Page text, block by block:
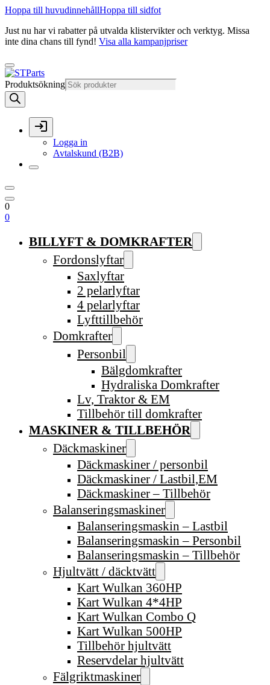
Hoppa till huvudinnehållHoppa till sidfot
Just nu har vi rabatter på utvalda klistervikter och verktyg. Missa
inte dina chans till fynd! Visa alla kampanjpriser
Produktsökning
Logga in
Avtalskund (B2B)
0
0
BILLYFT & DOMKRAFTER
Fordonslyftar
Saxlyftar
2 pelarlyftar
4 pelarlyftar
Lyfttillbehör
Domkrafter
Personbil
Bälgdomkrafter
Hydraliska Domkrafter
Lv, Traktor & EM
Tillbehör till domkrafter
MASKINER & TILLBEHÖR
Däckmaskiner
Däckmaskiner / personbil
Däckmaskiner / Lastbil,EM
Däckmaskiner – Tillbehör
Balanseringsmaskiner
Balanseringsmaskin – Lastbil
Balanseringsmaskin – Personbil
Balanseringsmaskin – Tillbehör
Hjultvätt / däcktvätt
Kart Wulkan 360HP
Kart Wulkan 4*4HP
Kart Wulkan Combo Q
Kart Wulkan 500HP
Tillbehör hjultvätt
Reservdelar hjultvätt
Fälgriktmaskiner